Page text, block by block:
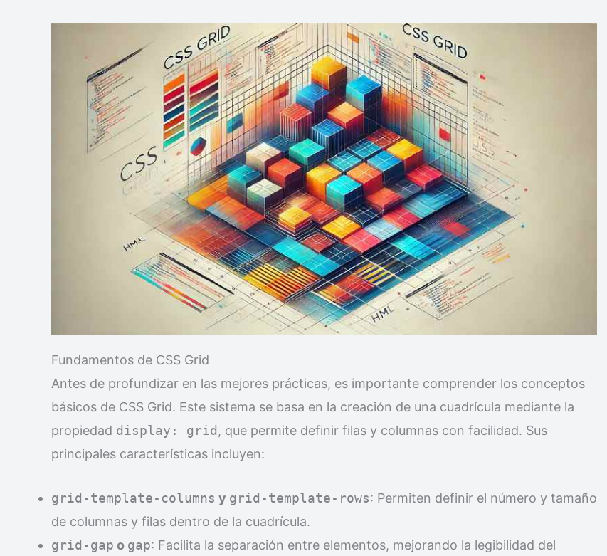
Fundamentos de CSS Grid
Antes de profundizar en las mejores prácticas, es importante comprender los conceptos
básicos de CSS Grid. Este sistema se basa en la creación de una cuadrícula mediante la
propiedad display: grid , que permite definir filas y columnas con facilidad. Sus
principales características incluyen:
grid-template-columns y grid-template-rows: Permiten definir el número y tamaño
de columnas y filas dentro de la cuadrícula.
grid-gap o gap: Facilita la separación entre elementos, mejorando la legibilidad del